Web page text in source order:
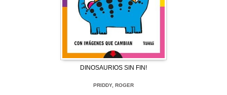
DINOSAURIOS SIN FIN!
PRIDDY, ROGER